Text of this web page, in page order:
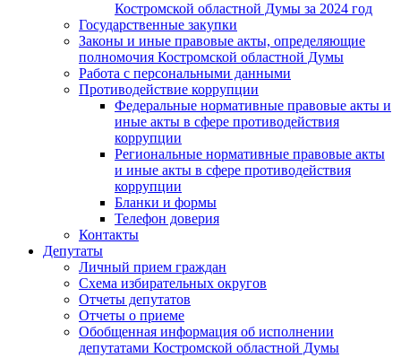
Костромской областной Думы за 2024 год
Государственные закупки
Законы и иные правовые акты, определяющие
полномочия Костромской областной Думы
Работа с персональными данными
Противодействие коррупции
Федеральные нормативные правовые акты и
иные акты в сфере противодействия
коррупции
Региональные нормативные правовые акты
и иные акты в сфере противодействия
коррупции
Бланки и формы
Телефон доверия
Контакты
Депутаты
Личный прием граждан
Схема избирательных округов
Отчеты депутатов
Отчеты о приеме
Обобщенная информация об исполнении
депутатами Костромской областной Думы